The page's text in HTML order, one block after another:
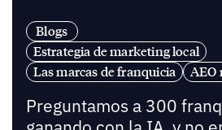
Blogs
Estrategia de marketing local
Las marcas de franquicia
AEO
Preguntamos a 300